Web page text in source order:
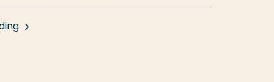
op
op
op
deze deze